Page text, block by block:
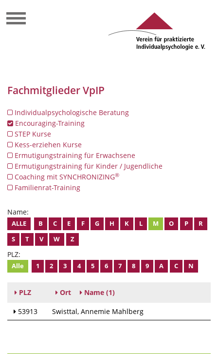
Fachmitglieder VpIP
Individualpsychologische Beratung
Encouraging-Training
STEP Kurse
Kess-erziehen Kurse
Ermutigungstraining für Erwachsene
Ermutigungstraining für Kinder / Jugendliche
Coaching mit SYNCHRONIZING®
Familienrat-Training
Name:
ALLE B C E F G H K L M O P
R
S
T V W Z
PLZ:
Alle 1 2 3 4 5 6 7 8 9 A C N
PLZ Ort Name (1)
53913 Swisttal Annemie Mahlberg